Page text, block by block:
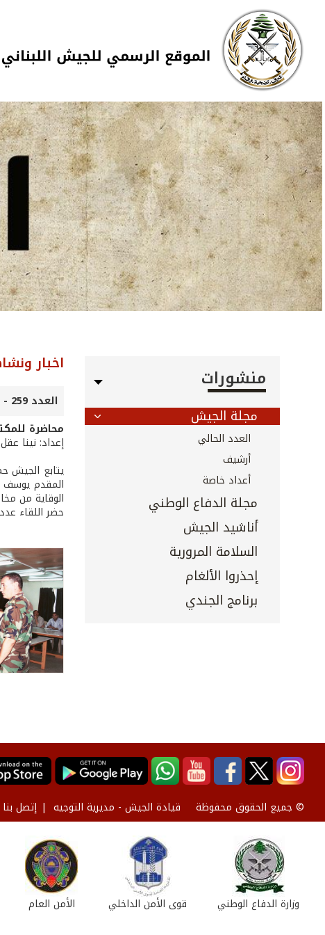
تجاوز إلى المحتوى الرئيسي
Skip to navigation
منشورات
مجلة الجيش
العدد الحالي
أرشيف
أعداد خاصة
مجلة الدفاع الوطني
أناشيد الجيش
السلامة المرورية
إحذروا الألغام
برنامج الجندي
اخبار
العدد 259 - كانون الثاني 2007
محاضرة
إعداد: نينا
يتابع الجيش
المقدم يوسف
الوقاية من
حضر اللقاء
© جميع الحقوق محفوظة قيادة الجيش - مديرية التوجيه إتصل بنا
الأمن العام قوى الأمن الداخلي وزارة الدفاع الوطني